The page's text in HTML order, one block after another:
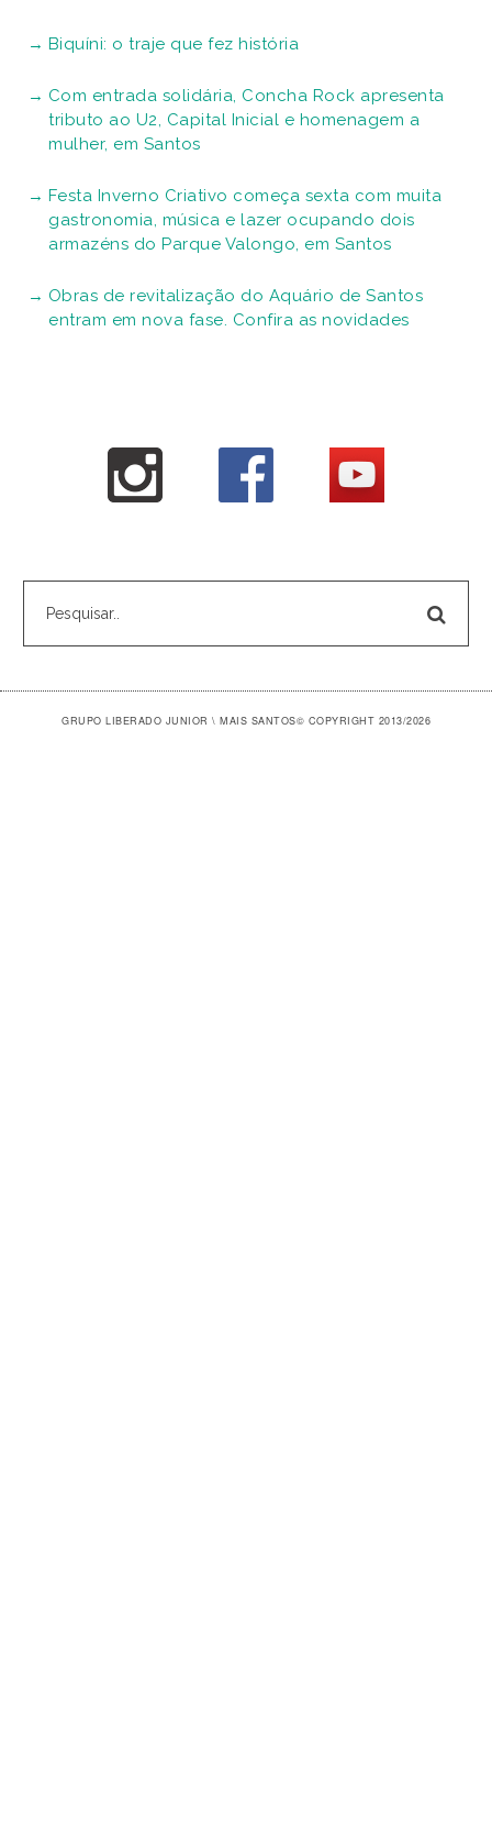
Biquíni: o traje que fez história
Com entrada solidária, Concha Rock apresenta
tributo ao U2, Capital Inicial e homenagem a
mulher, em Santos
Festa Inverno Criativo começa sexta com muita
gastronomia, música e lazer ocupando dois
armazéns do Parque Valongo, em Santos
Obras de revitalização do Aquário de Santos
entram em nova fase. Confira as novidades
GRUPO LIBERADO JUNIOR \ MAIS SANTOS© COPYRIGHT 2013/2026